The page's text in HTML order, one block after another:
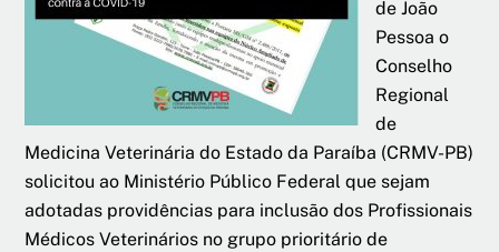
de João
Pessoa o
Conselho
Regional
de
Medicina Veterinária do Estado da Paraíba (CRMV-PB)
solicitou ao Ministério Público Federal que sejam
adotadas providências para inclusão dos Profissionais
Médicos Veterinários no grupo prioritário de